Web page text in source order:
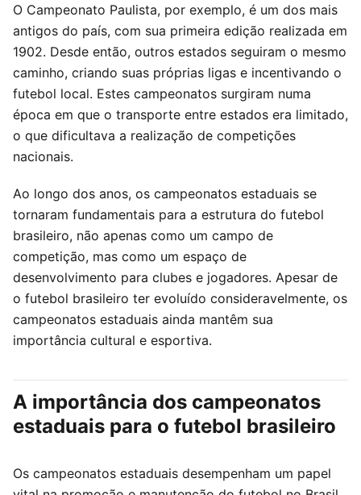
O Campeonato Paulista, por exemplo, é um dos mais
antigos do país, com sua primeira edição realizada em
1902. Desde então, outros estados seguiram o mesmo
caminho, criando suas próprias ligas e incentivando o
futebol local. Estes campeonatos surgiram numa
época em que o transporte entre estados era limitado,
o que dificultava a realização de competições
nacionais.
Ao longo dos anos, os campeonatos estaduais se
tornaram fundamentais para a estrutura do futebol
brasileiro, não apenas como um campo de
competição, mas como um espaço de
desenvolvimento para clubes e jogadores. Apesar de
o futebol brasileiro ter evoluído consideravelmente, os
campeonatos estaduais ainda mantêm sua
importância cultural e esportiva.
A importância dos campeonatos
estaduais para o futebol brasileiro
Os campeonatos estaduais desempenham um papel